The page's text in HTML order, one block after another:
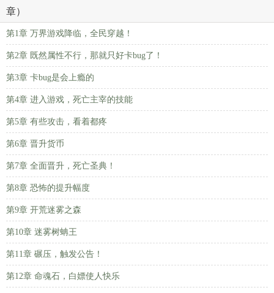
章）
第1章 万界游戏降临，全民穿越！
第2章 既然属性不行，那就只好卡bug了！
第3章 卡bug是会上瘾的
第4章 进入游戏，死亡主宰的技能
第5章 有些攻击，看着都疼
第6章 晋升货币
第7章 全面晋升，死亡圣典！
第8章 恐怖的提升幅度
第9章 开荒迷雾之森
第10章 迷雾树蚺王
第11章 碾压，触发公告！
第12章 命魂石，白嫖使人快乐